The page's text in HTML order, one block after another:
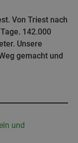
Von Triest nach
142.000
Unsere
gemacht und
und